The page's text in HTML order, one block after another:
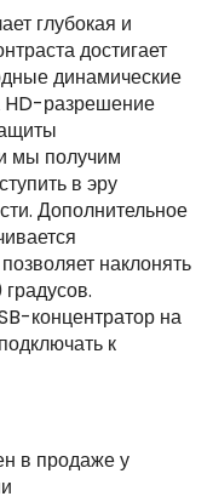
глубокая и
достигает
динамические
HD-разрешение
мы получим
в эру
Дополнительное
наклонять
концентратор на
к
в продаже у